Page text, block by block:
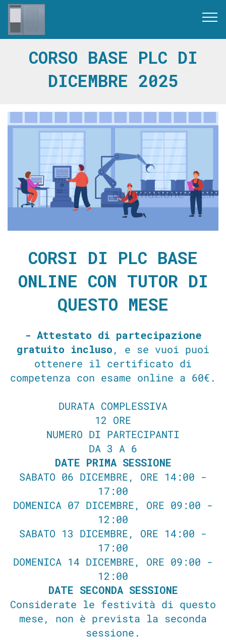
CORSO BASE PLC DI
DICEMBRE 2025
CORSI DI PLC BASE
ONLINE CON TUTOR DI
QUESTO MESE
- Attestato di partecipazione
gratuito incluso, e se vuoi puoi
ottenere il certificato di
competenza con esame online a 60€.
DURATA COMPLESSIVA
12 ORE
NUMERO DI PARTECIPANTI
DA 3 A 6
DATE PRIMA SESSIONE
SABATO 06 DICEMBRE, ORE 14:00 -
17:00
DOMENICA 07 DICEMBRE, ORE 09:00 -
12:00
SABATO 13 DICEMBRE, ORE 14:00 -
17:00
DOMENICA 14 DICEMBRE, ORE 09:00 -
12:00
DATE SECONDA SESSIONE
Considerate le festività di questo
mese, non è prevista la seconda
sessione.